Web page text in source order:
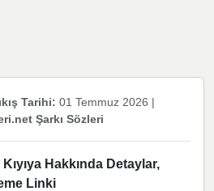
Tarihi: 01 Temmuz 2026 |
Şarkı Sözleri
Hakkında Detaylar,
Linki